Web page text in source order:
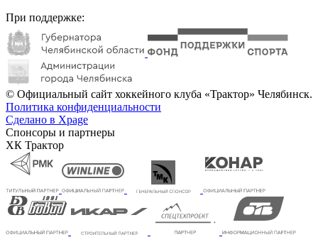
При поддержке:
© Официальный сайт хоккейного клуба «Трактор» Челябинск.
Политика конфиденциальности
Сделано в Xpage
Спонсоры и партнеры
ХК Трактор